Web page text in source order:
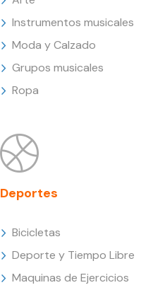
Instrumentos musicales
Moda y Calzado
Grupos musicales
Ropa
Deportes
Bicicletas
Deporte y Tiempo Libre
Maquinas de Ejercicios